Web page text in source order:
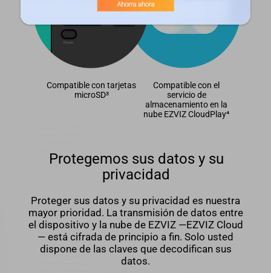
Compatible con tarjetas
microSD³
Compatible con el
servicio de
almacenamiento en la
nube EZVIZ CloudPlay⁴
Protegemos sus datos y su
privacidad
Proteger sus datos y su privacidad es nuestra
mayor prioridad. La transmisión de datos entre
el dispositivo y la nube de EZVIZ —EZVIZ Cloud
— está cifrada de principio a fin. Solo usted
dispone de las claves que decodifican sus
datos.